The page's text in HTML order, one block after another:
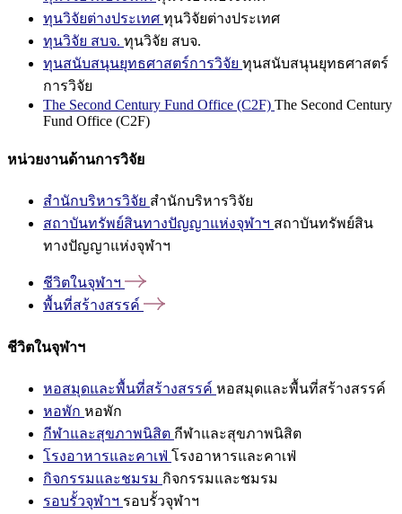
ทุนวิจัยต่างประเทศ ทุนวิจัยต่างประเทศ
ทุนวิจัย สบจ. ทุนวิจัย สบจ.
ทุนสนับสนุนยุทธศาสตร์การวิจัย ทุนสนับสนุนยุทธศาสตร์
การวิจัย
The Second Century Fund Office (C2F) The Second Century
Fund Office (C2F)
หน่วยงานด้านการวิจัย
สำนักบริหารวิจัย สำนักบริหารวิจัย
สถาบันทรัพย์สินทางปัญญาแห่งจุฬาฯ สถาบันทรัพย์สิน
ทางปัญญาแห่งจุฬาฯ
ชีวิตในจุฬาฯ
พื้นที่สร้างสรรค์
ชีวิตในจุฬาฯ
หอสมุดและพื้นที่สร้างสรรค์ หอสมุดและพื้นที่สร้างสรรค์
หอพัก หอพัก
กีฬาและสุขภาพนิสิต กีฬาและสุขภาพนิสิต
โรงอาหารและคาเฟ่ โรงอาหารและคาเฟ่
กิจกรรมและชมรม กิจกรรมและชมรม
รอบรั้วจุฬาฯ รอบรั้วจุฬาฯ